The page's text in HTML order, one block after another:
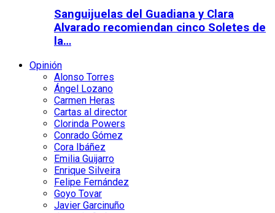
Sanguijuelas del Guadiana y Clara
Alvarado recomiendan cinco Soletes de
la…
Opinión
Alonso Torres
Ángel Lozano
Carmen Heras
Cartas al director
Clorinda Powers
Conrado Gómez
Cora Ibáñez
Emilia Guijarro
Enrique Silveira
Felipe Fernández
Goyo Tovar
Javier Garcinuño